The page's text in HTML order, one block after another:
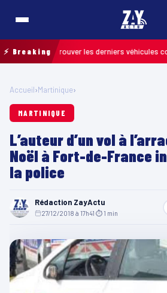
⚡ Breaking
retrouver les derniers véhicules
Accueil›Martinique›
MARTINIQUE
L’auteur d’un vol à
Noël à Fort-de-France
la police
Rédaction ZayActu
27/12/2018 à 17h41 ⏱ 1 min